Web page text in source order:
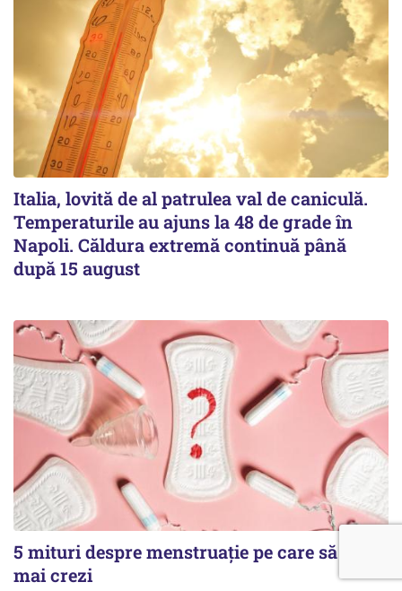
Italia, lovită de al patrulea val de caniculă.
Temperaturile au ajuns la 48 de grade în
Napoli. Căldura extremă continuă până
după 15 august
5 mituri despre menstruație pe care să nu le
mai crezi